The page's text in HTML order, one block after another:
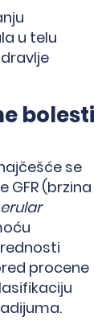
u telu
bolesti
se
GFR (brzina
procene